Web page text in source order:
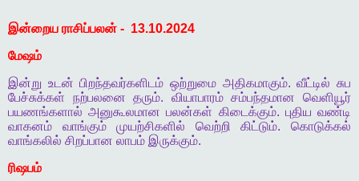
இன்றைய ராசிப்பலன் - 13.10.2024
மேஷம்
இன்று உடன் பிறந்தவர்களிடம் ஒற்றுமை அதிகமாகும்.வீட்டில் சுப
பேச்சுக்கள்
நற்பலனை தரும். வியாபாரம் சம்பந்தமான
வெளியூர்
பயணங்களால் அனுகூலமான பலன்கள் கிடைக்கும். புதிய வண்டி
வாகனம்
வாங்கும் முயற்சிகளில் வெற்றி கிட்டும்.கொடுக்கல்
வாங்கலில் சிறப்பான லாபம் இருக்கும்.
ரிஷபம்